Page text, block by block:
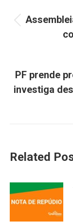
de
PF prende
investiga
Related